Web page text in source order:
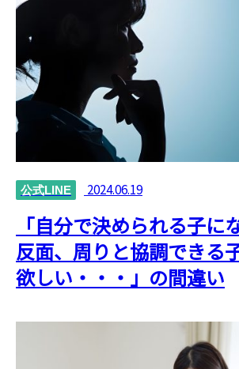
公式LINE 2024.06.19
「自分で決められる子に
反面、周りと協調できる
欲しい・・・」の間違い